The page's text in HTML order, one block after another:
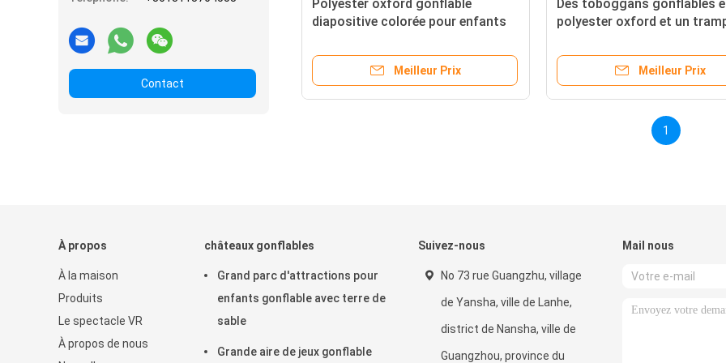
Contact
Polyester oxford gonflable
diapositive colorée pour enfants
l'intérieur et à l'extérieur
Meilleur Prix
Des toboggans gonflables
polyester oxford et un
Meilleur Prix
1
À propos
À la maison
Produits
Le spectacle VR
À propos de nous
châteaux gonflables
Grand parc d'attractions pour
enfants gonflable avec terre de
sable
Grande aire de jeux gonflable
Suivez-nous
No 73 rue Guangzhu, village
de Yansha, ville de Lanhe,
district de Nansha, ville de
Guangzhou, province du
Mail nous